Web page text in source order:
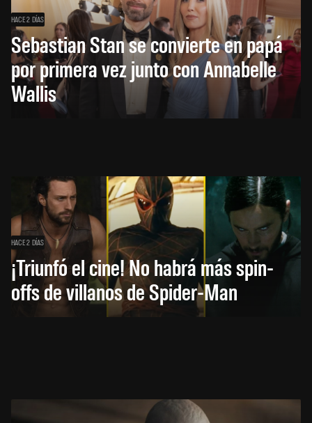
HACE 2 DÍAS
Sebastian Stan se convierte en papá
por primera vez junto con Annabelle
Wallis
HACE 2 DÍAS
¡Triunfó el cine! No habrá más spin-
offs de villanos de Spider-Man